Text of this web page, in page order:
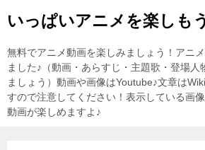
いっぱいアニメを楽しもう
無料でアニメ動画を楽しみましょう！アニ
ました♪（動画・あらすじ・主題歌・登場人
ましょう）動画や画像はYoutube♪文章は
すので注意してください！表示している画
動画が楽しめますよ♪